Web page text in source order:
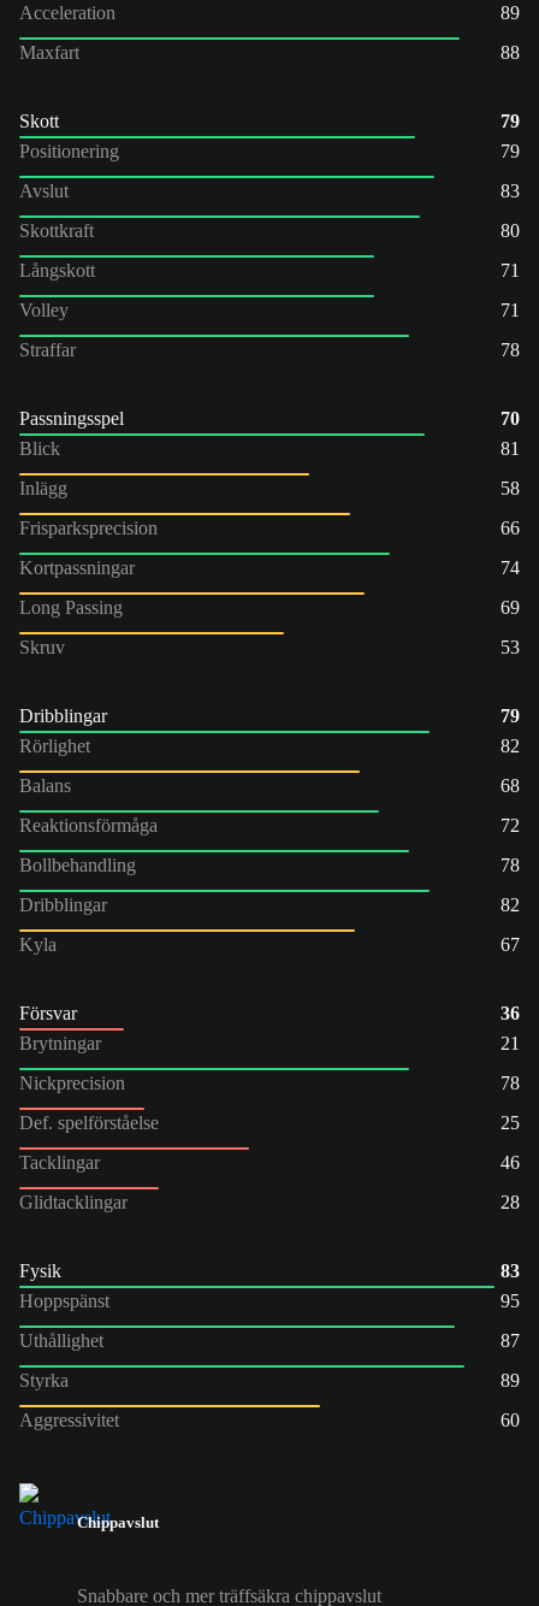
Acceleration
89
Maxfart
88
Skott
79
Positionering
79
Avslut
83
Skottkraft
80
Långskott
71
Volley
71
Straffar
78
Passningsspel
70
Blick
81
Inlägg
58
Frisparksprecision
66
Kortpassningar
74
Long Passing
69
Skruv
53
Dribblingar
79
Rörlighet
82
Balans
68
Reaktionsförmåga
72
Bollbehandling
78
Dribblingar
82
Kyla
67
Försvar
36
Brytningar
21
Nickprecision
78
Def. spelförståelse
25
Tacklingar
46
Glidtacklingar
28
Fysik
83
Hoppspänst
95
Uthållighet
87
Styrka
89
Aggressivitet
60
Chippavslut
Snabbare och mer träffsäkra chippavslut